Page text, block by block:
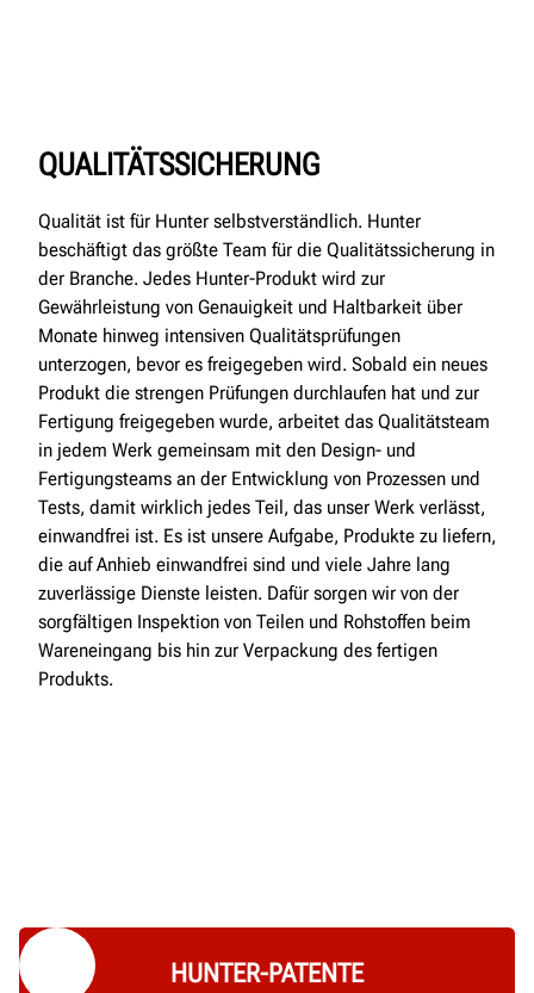
QUALITÄTSSICHERUNG
Qualität ist für Hunter selbstverständlich. Hunter
beschäftigt das größte Team für die Qualitätssicherung in
der Branche. Jedes Hunter-Produkt wird zur
Gewährleistung von Genauigkeit und Haltbarkeit über
Monate hinweg intensiven Qualitätsprüfungen
unterzogen, bevor es freigegeben wird. Sobald ein neues
Produkt die strengen Prüfungen durchlaufen hat und zur
Fertigung freigegeben wurde, arbeitet das Qualitätsteam
in jedem Werk gemeinsam mit den Design- und
Fertigungsteams an der Entwicklung von Prozessen und
Tests, damit wirklich jedes Teil, das unser Werk verlässt,
einwandfrei ist. Es ist unsere Aufgabe, Produkte zu liefern,
die auf Anhieb einwandfrei sind und viele Jahre lang
zuverlässige Dienste leisten. Dafür sorgen wir von der
sorgfältigen Inspektion von Teilen und Rohstoffen beim
Wareneingang bis hin zur Verpackung des fertigen
Produkts.
HUNTER-PATENTE